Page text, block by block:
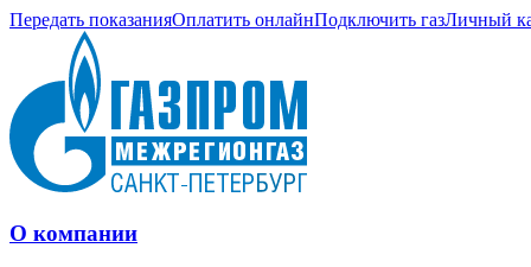
Передать показанияОплатить онлайнПодключить газЛичный
О компании